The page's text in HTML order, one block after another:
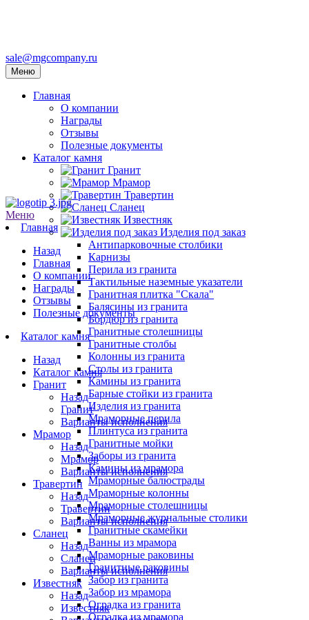
sale@mgcompany.ru
Меню
Главная
О компании
Награды
Отзывы
Полезные документы
Каталог камня
Гранит
Мрамор
Травертин
Сланец
Известняк
Изделия под заказ
Антипарковочные столбики
Карнизы
Перила из гранита
Тактильные наземные указатели
Гранитная плитка "Скала"
Балясины из гранита
Бордюр из гранита
Гранитные столешницы
Гранитные столбы
Колонны из гранита
Столы из гранита
Камины из гранита
Барные стойки из гранита
Изделия из гранита
Мраморные перила
Плинтуса из гранита
Гранитные мойки
Заборы из гранита
Камины из мрамора
Мраморные балюстрады
Мраморные колонны
Мраморные столешницы
Мраморные журнальные столики
Гранитные скамейки
Ванны из мрамора
Мраморные раковины
Гранитные раковины
Забор из гранита
Забор из мрамора
Оградка из гранита
Оградка из мрамора
Меню
Главная
Назад
Главная
О компании
Награды
Отзывы
Полезные документы
Каталог камня
Назад
Каталог камня
Гранит
Назад
Гранит
Варианты исполнения
Мрамор
Назад
Мрамор
Варианты исполнения
Травертин
Назад
Травертин
Варианты исполнения
Сланец
Назад
Сланец
Варианты исполнения
Известняк
Назад
Известняк